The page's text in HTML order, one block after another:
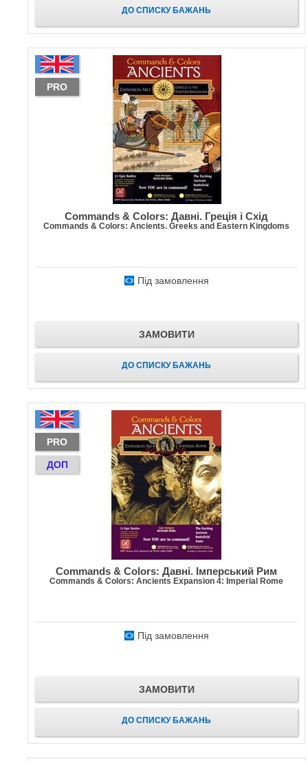
ДО СПИСКУ БАЖАНЬ
PRO
Commands & Colors: Давні. Греція і Схід
Commands & Colors: Ancients. Greeks and Eastern Kingdoms
Під замовлення
ЗАМОВИТИ
ДО СПИСКУ БАЖАНЬ
PRO
ДОП
Commands & Colors: Давні. Імперський Рим
Commands & Colors: Ancients Expansion 4: Imperial Rome
Під замовлення
ЗАМОВИТИ
ДО СПИСКУ БАЖАНЬ